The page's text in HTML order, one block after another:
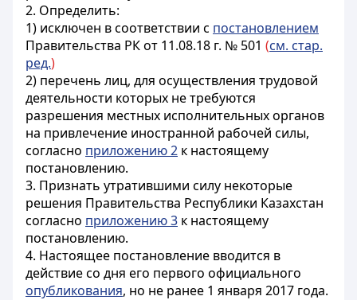
2. Определить:
1) исключен в соответствии с постановлением
Правительства РК от 11.08.18 г. № 501 (см. стар.
ред.)
2) перечень лиц, для осуществления трудовой
деятельности которых не требуются
разрешения местных исполнительных органов
на привлечение иностранной рабочей силы,
согласно приложению 2 к настоящему
постановлению.
3. Признать утратившими силу некоторые
решения Правительства Республики Казахстан
согласно приложению 3 к настоящему
постановлению.
4. Настоящее постановление вводится в
действие со дня его первого официального
опубликования, но не ранее 1 января 2017 года.